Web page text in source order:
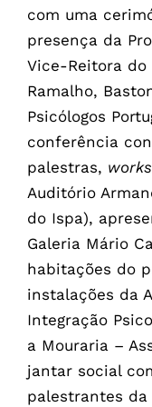
com uma
presença da
Vice-Reitora do
Ramalho,
Psicólogos
conferência
palestras,
Auditório
do Ispa),
Galeria Mário
habitações do
instalações da
Integração
a Mouraria –
jantar social
palestrantes